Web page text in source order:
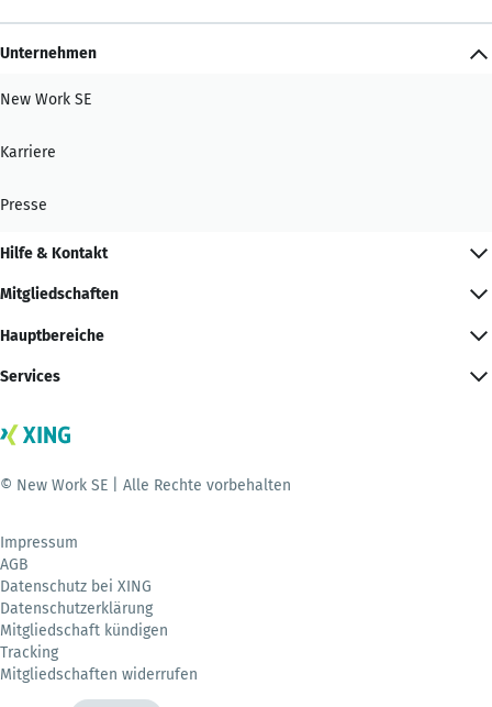
Unternehmen
New Work SE
Karriere
Presse
Hilfe & Kontakt
Mitgliedschaften
Hauptbereiche
Services
© New Work SE | Alle Rechte vorbehalten
Impressum
AGB
Datenschutz bei XING
Datenschutzerklärung
Mitgliedschaft kündigen
Tracking
Mitgliedschaften widerrufen